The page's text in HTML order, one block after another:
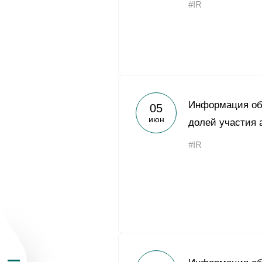
О Группе «Акрон»
География
#IR
05
июн
Информация
долей участия
#IR